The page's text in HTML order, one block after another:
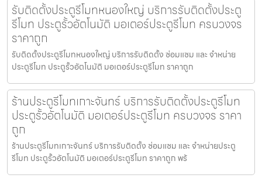
รับติดตั้งประตูรีโมทหนองใหญ่ บริการรับติดตั้งประตู
รีโมท ประตูรั้วอัตโนมัติ มอเตอร์ประตูรีโมท ครบวงจร
ราคาถูก
รับติดตั้งประตูรีโมทหนองใหญ่ บริการรับติดตั้ง ซ่อมแซม และ จำหน่าย
ประตูรีโมท ประตูรั้วอัตโนมัติ มอเตอร์ประตูรีโมท ราคาถูก
ร้านประตูรีโมทเกาะจันทร์ บริการรับติดตั้งประตูรีโมท
ประตูรั้วอัตโนมัติ มอเตอร์ประตูรีโมท ครบวงจร ราคา
ถูก
ร้านประตูรีโมทเกาะจันทร์ บริการรับติดตั้ง ซ่อมแซม และ จำหน่ายประตู
รีโมท ประตูรั้วอัตโนมัติ มอเตอร์ประตูรีโมท ราคาถูก พร้